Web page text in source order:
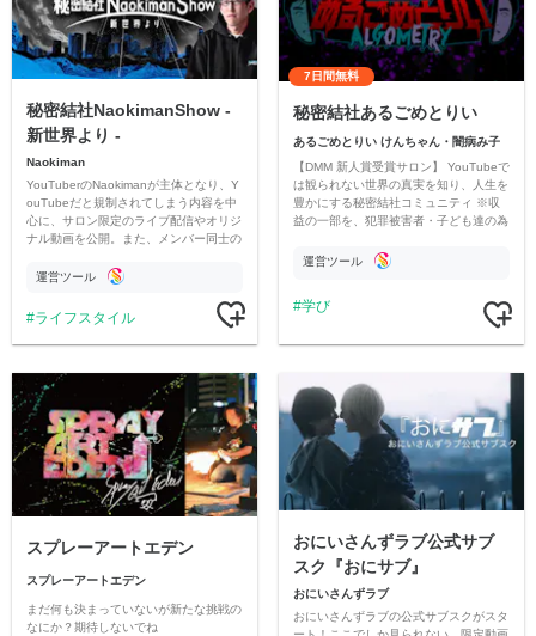
秘密結社NaokimanShow -
新世界より -
Naokiman
YouTuberのNaokimanが主体となり、Y
ouTubeだと規制されてしまう内容を中
心に、サロン限定のライブ配信やオリジ
ナル動画を公開。また、メンバー同士の
ただいています。
運営ツール
ライフスタイル
7日間無料
秘密結社あるごめとりい
あるごめとりい けんちゃん・闇病み子
【DMM 新人賞受賞サロン】 YouTubeで
は観られない世界の真実を知り、人生を
豊かにする秘密結社コミュニティ ※収
益の一部を、犯罪被害者・子ども達の為
す運営ツール
学び
スプレーアートエデン
スプレーアートエデン
まだ何も決まっていないが新たな挑戦の
なにか？期待しないでね
おにいさんずラブ公式サブ
スク『おにサブ』
おにいさんずラブ
おにいさんずラブの公式サブスクがスタ